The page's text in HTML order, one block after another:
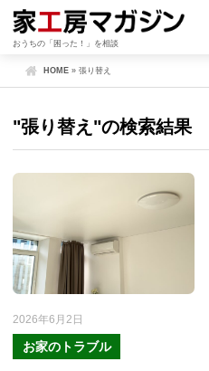
おうちの「困った！」を相談
HOME » 張り替え
"張り替え"の検索結果
2026年6月2日
お家のトラブル